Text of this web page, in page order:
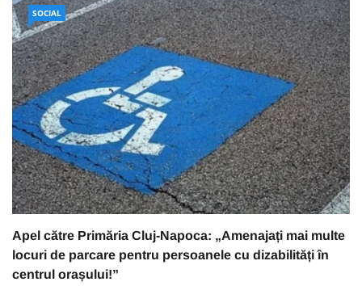
SOCIAL
Apel către Primăria Cluj-Napoca: „Amenajați mai multe
locuri de parcare pentru persoanele cu dizabilități în
centrul orașului!”